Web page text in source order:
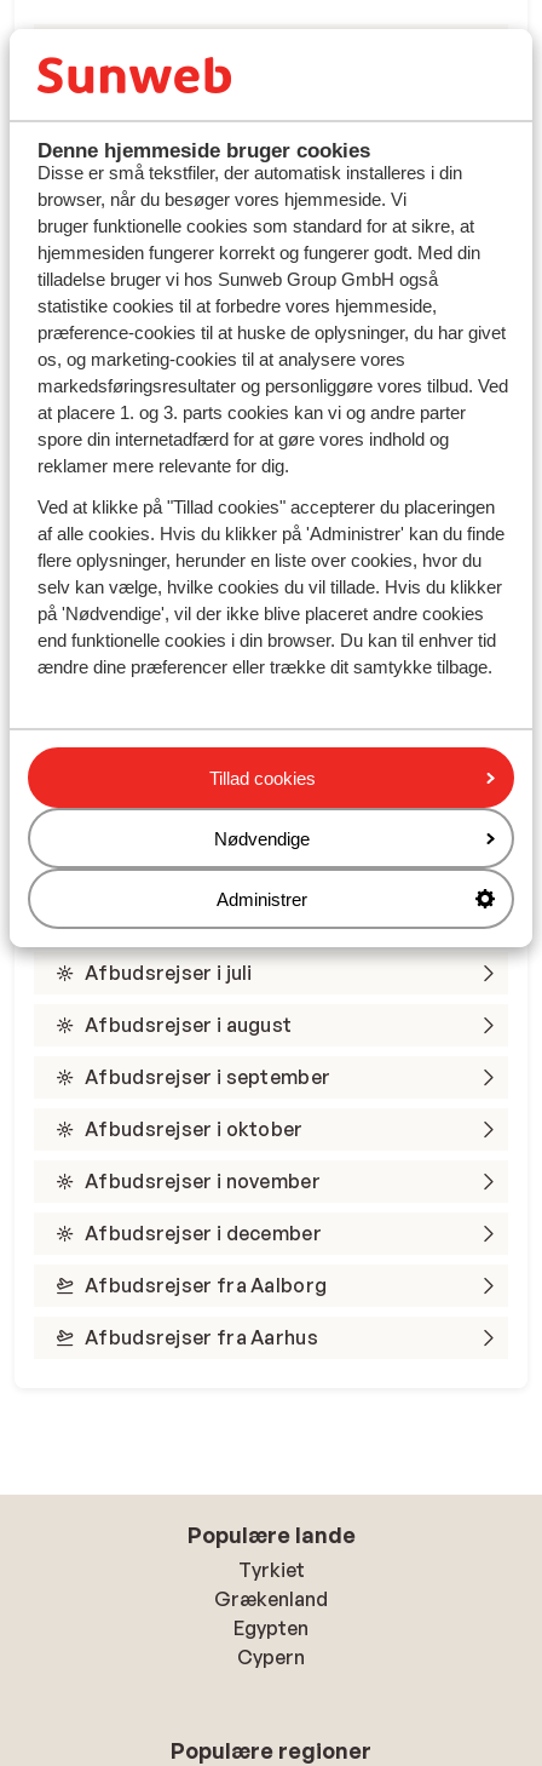
Denne hjemmeside bruger cookies
Disse er små tekstfiler, der automatisk installeres i din
browser, når du besøger vores hjemmeside. Vi
bruger funktionelle cookies som standard for at sikre, at
hjemmesiden fungerer korrekt og fungerer godt. Med din
tilladelse bruger vi hos Sunweb Group GmbH også
statistike cookies til at forbedre vores hjemmeside,
præference-cookies til at huske de oplysninger, du har givet
os, og marketing-cookies til at analysere vores
markedsføringsresultater og personliggøre vores tilbud. Ved
at placere 1. og 3. parts cookies kan vi og andre parter
spore din internetadfærd for at gøre vores indhold og
reklamer mere relevante for dig.
Ved at klikke på "Tillad cookies" accepterer du placeringen
af alle cookies. Hvis du klikker på 'Administrer' kan du finde
flere oplysninger, herunder en liste over cookies, hvor du
selv kan vælge, hvilke cookies du vil tillade. Hvis du klikker
på 'Nødvendige', vil der ikke blive placeret andre cookies
end funktionelle cookies i din browser. Du kan til enhver tid
ændre dine præferencer eller trække dit samtykke tilbage.
Tillad cookies
Nødvendige
Administrer
Afbudsrejser i februar
Afbudsrejser i marts
Afbudsrejser i april
Afbudsrejser i maj
Afbudsrejser i juni
Afbudsrejser fra Billund
Afbudsrejser fra København
Varmeguide: Find varmen
året rundt
Find varmen
Afbudsrejser i juli
Afbudsrejser i august
Afbudsrejser i september
Afbudsrejser i oktober
Afbudsrejser i november
Afbudsrejser i december
Afbudsrejser fra Aalborg
Afbudsrejser fra Aarhus
Populære lande
Tyrkiet
Grækenland
Egypten
Cypern
Populære regioner